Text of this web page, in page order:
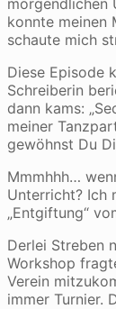
konnte meinen
schaute mich
Diese Episode
Schreiberin
dann kams:
meiner
gewöhnst Du
Mmmhhh…
Unterricht? Ich
„Entgiftung“
Derlei Streben
Workshop
Verein
immer Turnier.